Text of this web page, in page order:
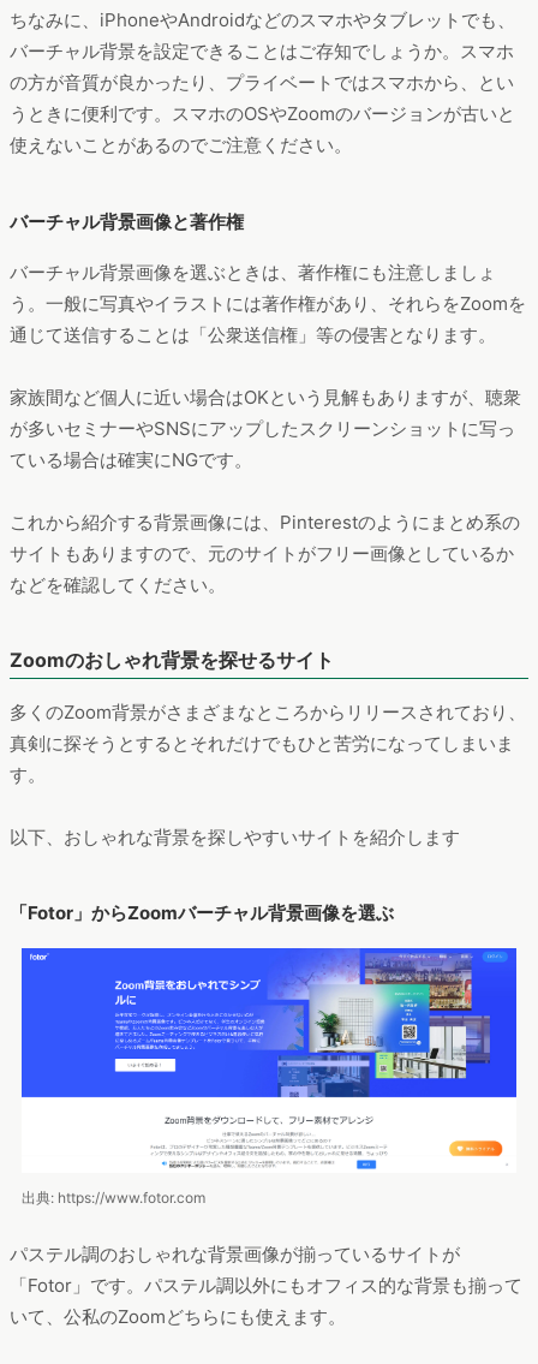
ちなみに、iPhoneやAndroidなどのスマホやタブレットでも、
バーチャル背景を設定できることはご存知でしょうか。スマホ
の方が音質が良かったり、プライベートではスマホから、とい
うときに便利です。スマホのOSやZoomのバージョンが古いと
使えないことがあるのでご注意ください。
バーチャル背景画像と著作権
バーチャル背景画像を選ぶときは、著作権にも注意しましょ
う。一般に写真やイラストには著作権があり、それらをZoomを
通じて送信することは「公衆送信権」等の侵害となります。
家族間など個人に近い場合はOKという見解もありますが、聴衆
が多いセミナーやSNSにアップしたスクリーンショットに写っ
ている場合は確実にNGです。
これから紹介する背景画像には、Pinterestのようにまとめ系の
サイトもありますので、元のサイトがフリー画像としているか
などを確認してください。
Zoomのおしゃれ背景を探せるサイト
多くのZoom背景がさまざまなところからリリースされており、
真剣に探そうとするとそれだけでもひと苦労になってしまいま
す。
以下、おしゃれな背景を探しやすいサイトを紹介します
「Fotor」からZoomバーチャル背景画像を選ぶ
出典: https://www.fotor.com
パステル調のおしゃれな背景画像が揃っているサイトが
「Fotor」です。パステル調以外にもオフィス的な背景も揃って
いて、公私のZoomどちらにも使えます。